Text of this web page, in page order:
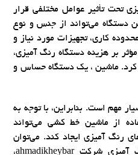
تحت تأثیر عوامل مختلفی قرار
دستگاه می‌تواند از جنس و نوع
کاری، تجهیزات مورد نیاز و
بر هزینه دستگاه رنگ آمیزی،
ماشین ، یک دستگاه حساس و
مهم است. بنابراین، با توجه به
از ماشین خط کشی می‌تواند
رنگ آمیزی ایجاد کند. می‌توان
گفت که ماشین و دستگاه رنگ آمیزی شرکت ahmadikheybar،